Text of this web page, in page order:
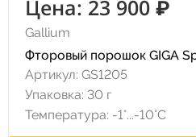
Цена: 23 900 ₽
Gallium
Фторовый порошок GIGA
Артикул: GS1205
Упаковка: 30 г
Температура: -1°...-10°С